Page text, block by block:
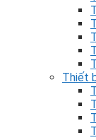
Thiết